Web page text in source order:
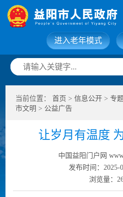
网站首页
信息公开
互动交流
进入老年模式
当前位置：首页 >信息公开 >专
市文明 > 公益广告
让岁月有温度
中国益阳门户网
发布时间：2025-
浏览量：